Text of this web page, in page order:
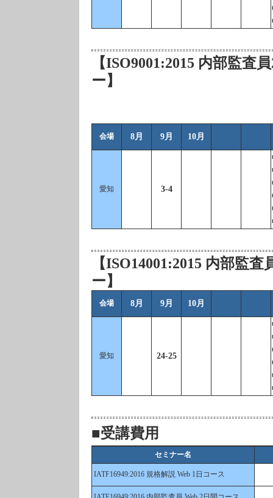
【ISO9001:2015 内部監
ー】
会場 8月 9月 10月
愛知 3-4
【ISO14001:2015 内部監
ー】
会場 8月 9月 10月
愛知 24-25
■受講費用
セミナー名
IATF16949:2016 規格解説 Web 1日コース